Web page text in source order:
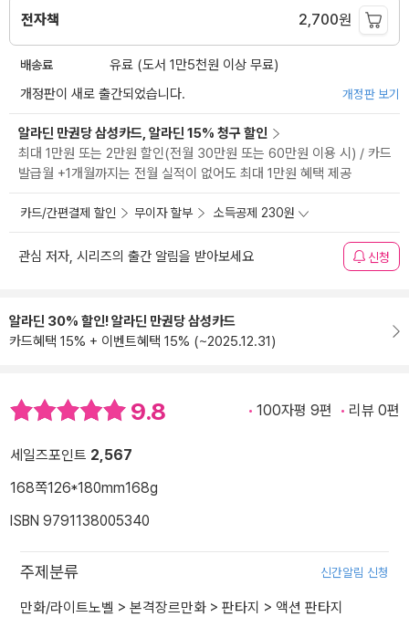
전자책 2,700원
배송료
유료 (도서 1만5천원 이상 무료)
개정판이 새로 출간되었습니다.
개정판 보기
알라딘 만권당 삼성카드, 알라딘 15% 청구 할인
최대 1만원 또는 2만원 할인(전월 30만원 또는 60만원 이용 시) / 카드
발급월 +1개월까지는 전월 실적이 없어도 최대 1만원 혜택 제공
카드/간편결제 할인 무이자 할부 소득공제 230원
관심 저자, 시리즈의 출간 알림을 받아보세요 신청
알라딘 30% 할인! 알라딘 만권당 삼성카드
카드혜택 15% + 이벤트혜택 15% (~2025.12.31)
9.8 100자평 9편 리뷰 0편
세일즈포인트 2,567
168쪽126*180mm168g
ISBN 9791138005340
주제분류 신간알림 신청
만화/라이트노벨 > 본격장르만화 > 판타지 > 액션 판타지